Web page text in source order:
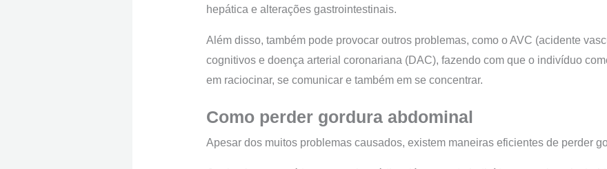
hepática e alterações gastrointestinais.
Além disso, também pode provocar outros problemas, como o AVC (acidente
cognitivos e doença arterial coronariana (DAC), fazendo com que o indivíduo
em raciocinar, se comunicar e também em se concentrar.
Como perder gordura abdominal
Apesar dos muitos problemas causados, existem maneiras eficientes de perder